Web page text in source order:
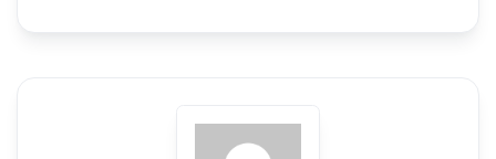
View Details